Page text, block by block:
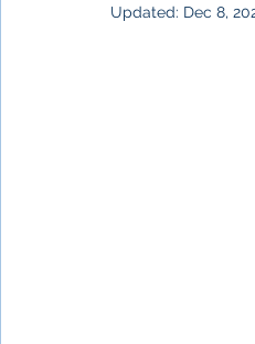
Updated: Dec 8,